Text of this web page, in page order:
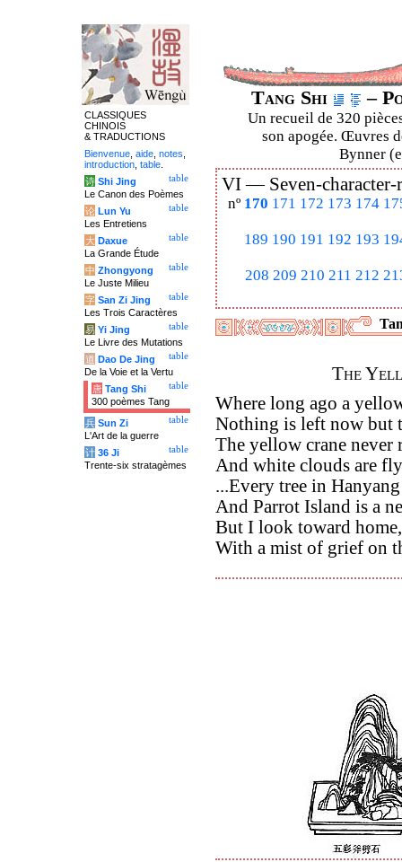
Tang Shi –
Un recueil de 320
son apogée. Œuvres
Bynner
VI — Seven-
nº 170 171 172 173 174
189 190 191 192 193
208 209 210 211 212
The
Where long ago a
Nothing is left now but
The yellow crane never
And white clouds are
...Every tree in
And Parrot Island is a
But I look toward
With a mist of grief on
CLASSIQUES
CHINOIS
& TRADUCTIONS
Bienvenue aide notes
introduction table
table
诗 Shi Jing
Le Canon des Poèmes
table
论 Lun Yu
Les Entretiens
table
大 Daxue
La Grande Étude
table
中 Zhongyong
Le Juste Milieu
table
字 San Zi Jing
Les Trois Caractères
table
易 Yi Jing
Le Livre des Mutations
table
道 Dao De Jing
De la Voie et la Vertu
table
唐 Tang Shi
300 poèmes Tang
table
兵 Sun Zi
L'Art de la guerre
table
计 36 Ji
Trente-six stratagèmes